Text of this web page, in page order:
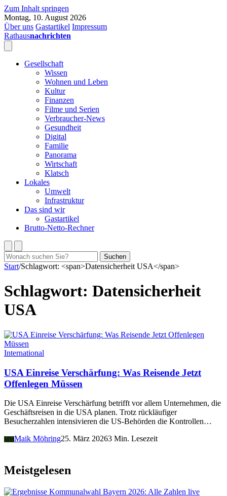
Zum Inhalt springen
Montag, 10. August 2026
Über uns Gastartikel Impressum
Rathausnachrichten
Gesellschaft
Wissen
Wohnen und Leben
Kultur
Finanzen
Filme und Serien
Verbraucher-News
Gesundheit
Digital
Familie
Panorama
Wirtschaft
Klatsch
Lokales
Umwelt
Infrastruktur
Das sind wir
Gastartikel
Brutto-Netto-Rechner
Suchen
nach:
Suchen
Start/Schlagwort: <span>Datensicherheit USA</span>
Schlagwort: Datensicherheit
USA
International
USA Einreise Verschärfung: Was Reisende Jetzt
Offenlegen Müssen
Die USA Einreise Verschärfung betrifft vor allem Unternehmen, die
Geschäftsreisen in die USA planen. Trotz rückläufiger
Besucherzahlen intensivieren die US-Behörden die Kontrollen…
MM Maik Möhring25. März 20263 Min. Lesezeit
Meistgelesen